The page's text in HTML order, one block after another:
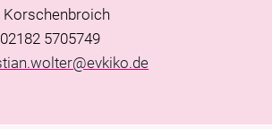
Korschenbroich
5705749